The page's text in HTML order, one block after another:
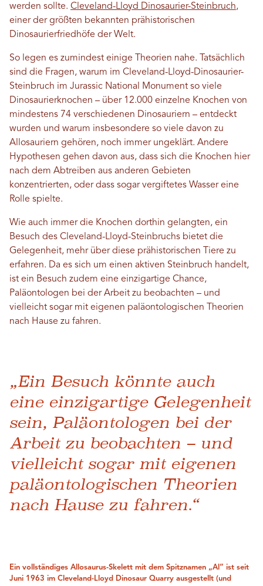
werden sollte. Cleveland-Lloyd Dinosaurier-Steinbruch,
einer der größten bekannten prähistorischen
Dinosaurierfriedhöfe der Welt.
So legen es zumindest einige Theorien nahe. Tatsächlich
sind die Fragen, warum im Cleveland-Lloyd-Dinosaurier-
Steinbruch im Jurassic National Monument so viele
Dinosaurierknochen – über 12.000 einzelne Knochen von
mindestens 74 verschiedenen Dinosauriern – entdeckt
wurden und warum insbesondere so viele davon zu
Allosauriern gehören, noch immer ungeklärt. Andere
Hypothesen gehen davon aus, dass sich die Knochen hier
nach dem Abtreiben aus anderen Gebieten
konzentrierten, oder dass sogar vergiftetes Wasser eine
Rolle spielte.
Wie auch immer die Knochen dorthin gelangten, ein
Besuch des Cleveland-Lloyd-Steinbruchs bietet die
Gelegenheit, mehr über diese prähistorischen Tiere zu
erfahren. Da es sich um einen aktiven Steinbruch handelt,
ist ein Besuch zudem eine einzigartige Chance,
Paläontologen bei der Arbeit zu beobachten – und
vielleicht sogar mit eigenen paläontologischen Theorien
nach Hause zu fahren.
„Ein Besuch könnte auch
eine einzigartige Gelegenheit
sein, Paläontologen bei der
Arbeit zu beobachten – und
vielleicht sogar mit eigenen
paläontologischen Theorien
nach Hause zu fahren.“
Ein vollständiges Allosaurus-Skelett mit dem Spitznamen „Al“ ist seit
Juni 1963 im Cleveland-Lloyd Dinosaur Quarry ausgestellt (und